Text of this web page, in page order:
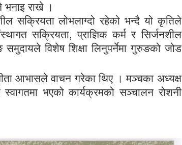
भनाइ राखे ।
सक्रियता लोभलाग्दो रहेको भन्दै यो कृतिले
सक्रियता, प्राज्ञिक कर्म र सिर्जनशील
विशेष शिक्षा लिनुपर्नेमा गुरुङको जोड
आभासले वाचन गरेका थिए । मञ्चका अध्यक्ष
भएको कार्यक्रमको सञ्चालन रोशनी